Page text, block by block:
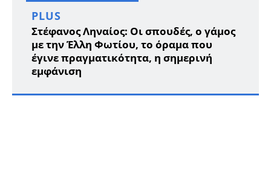
PLUS
Στέφανος Ληναίος: Οι σπουδές, ο γάμος
με την Έλλη Φωτίου, το όραμα που
έγινε πραγματικότητα, η σημερινή
εμφάνιση